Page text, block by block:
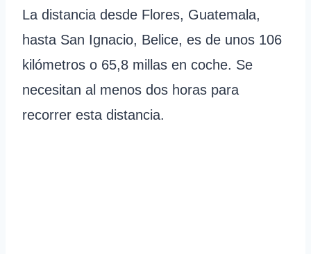
La distancia desde Flores, Guatemala,
hasta San Ignacio, Belice, es de unos 106
kilómetros o 65,8 millas en coche. Se
necesitan al menos dos horas para
recorrer esta distancia.